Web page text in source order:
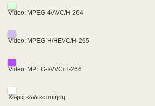
Video: MPEG-4/AVC/H-264
Video: MPEG-H/HEVC/H-265
Video: MPEG-I/VVC/H-266
Χωρίς κωδικοποίηση